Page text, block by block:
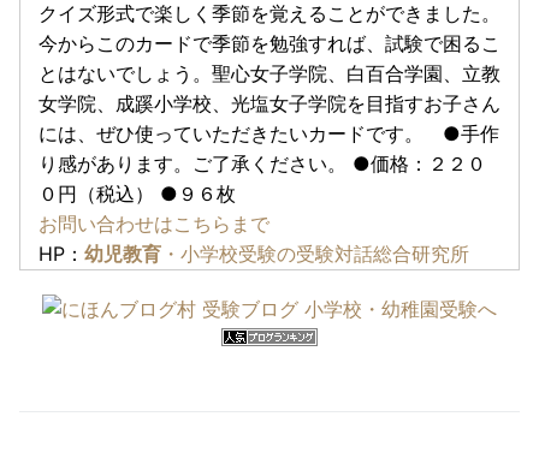
クイズ形式で楽しく季節を覚えることができました。
今からこのカードで季節を勉強すれば、試験で困るこ
とはないでしょう。聖心女子学院、白百合学園、立教
女学院、成蹊小学校、光塩女子学院を目指すお子さん
には、ぜひ使っていただきたいカードです。 ●手作
り感があります。ご了承ください。 ●価格：２２０
０円（税込） ●９６枚
お問い合わせはこちらまで
HP： 幼児教育 ・小学校受験の受験対話総合研究所